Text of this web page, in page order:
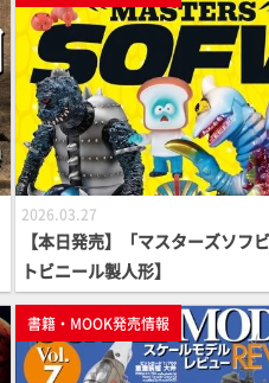
2026.03.27
【本日発売】「マスターズソフ
トビニール製人形】
書籍・MOOK発売情報